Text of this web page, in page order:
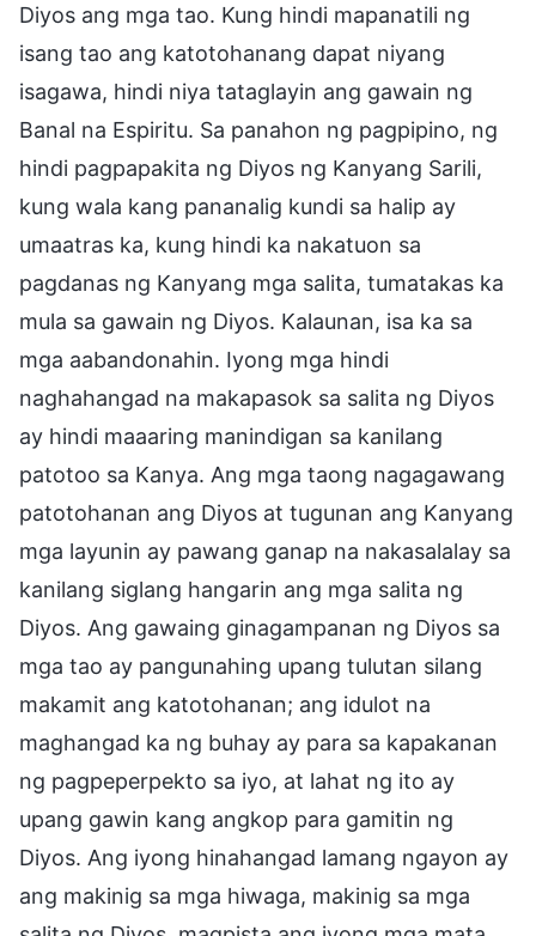
Diyos ang mga tao. Kung hindi mapanatili ng
isang tao ang katotohanang dapat niyang
isagawa, hindi niya tataglayin ang gawain ng
Banal na Espiritu. Sa panahon ng pagpipino, ng
hindi pagpapakita ng Diyos ng Kanyang Sarili,
kung wala kang pananalig kundi sa halip ay
umaatras ka, kung hindi ka nakatuon sa
pagdanas ng Kanyang mga salita, tumatakas ka
mula sa gawain ng Diyos. Kalaunan, isa ka sa
mga aabandonahin. Iyong mga hindi
naghahangad na makapasok sa salita ng Diyos
ay hindi maaaring manindigan sa kanilang
patotoo sa Kanya. Ang mga taong nagagawang
patotohanan ang Diyos at tugunan ang Kanyang
mga layunin ay pawang ganap na nakasalalay sa
kanilang siglang hangarin ang mga salita ng
Diyos. Ang gawaing ginagampanan ng Diyos sa
mga tao ay pangunahing upang tulutan silang
makamit ang katotohanan; ang idulot na
maghangad ka ng buhay ay para sa kapakanan
ng pagpeperpekto sa iyo, at lahat ng ito ay
upang gawin kang angkop para gamitin ng
Diyos. Ang iyong hinahangad lamang ngayon ay
ang makinig sa mga hiwaga, makinig sa mga